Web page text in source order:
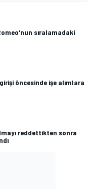
sıralamadaki
öncesinde işe alımlara
reddettikten sonra